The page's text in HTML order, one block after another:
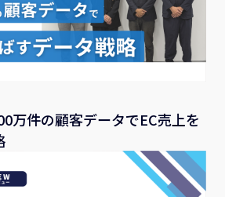
万件の顧客データでEC売上を